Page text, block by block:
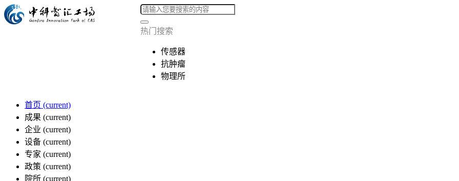
热门搜索
传感器
抗肿瘤
物理所
首页 (current)
成果 (current)
企业 (current)
设备 (current)
专家 (current)
政策 (current)
院所 (current)